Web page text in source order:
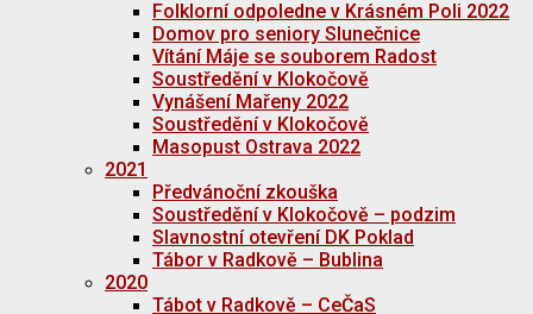
Folklorní odpoledne v Krásném Poli 2022
Domov pro seniory Slunečnice
Vítání Máje se souborem Radost
Soustředění v Klokočově
Vynášení Mařeny 2022
Soustředění v Klokočově
Masopust Ostrava 2022
2021
Předvánoční zkouška
Soustředění v Klokočově – podzim
Slavnostní otevření DK Poklad
Tábor v Radkově – Bublina
2020
Tábot v Radkově – CeČaS